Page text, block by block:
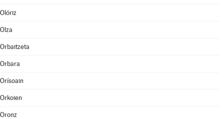
Olóriz
Olza
Orbaitzeta
Orbara
Orísoain
Orkoien
Oronz